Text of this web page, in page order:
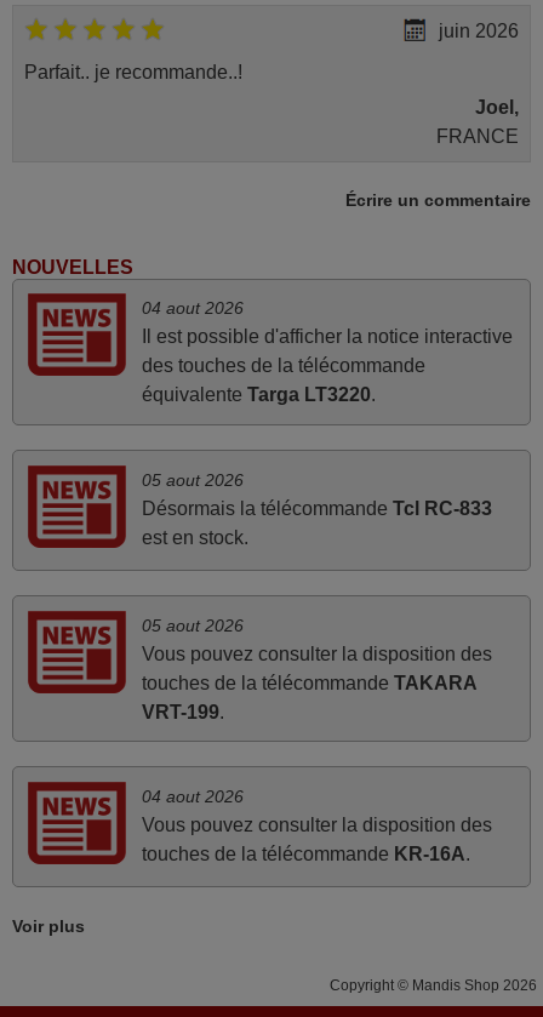
juin 2026
Parfait.. je recommande..!
Joel,
FRANCE
avril 2026
deja traitée et expédiée Je vous en remercie d’avance et
attend la réception Encore merci
Jacqueline,
mars 2026
La telecommande fonctionne tres bien, et service rapide
super.
mars 2026
Pascal,
FRANCE
mars 2026
Je suis très content de cet achat. Cette télécommande est
d'une efficacité étonnante. Alors que la télécommande
K7-DVD étaient inopérants. Voilà de quoi donner une
Écrire un commentaire
NOUVELLES
04 aout 2026
Il est possible d'afficher la notice interactive
des touches de la télécommande
équivalente Targa LT3220.
05 aout 2026
Désormais la télécommande Tcl RC-833
est en stock.
05 aout 2026
Vous pouvez consulter la disposition des
touches de la télécommande TAKARA
VRT-199.
04 aout 2026
Vous pouvez consulter la disposition des
touches de la télécommande KR-16A.
Voir plus
Copyright © Mandis Shop 2026